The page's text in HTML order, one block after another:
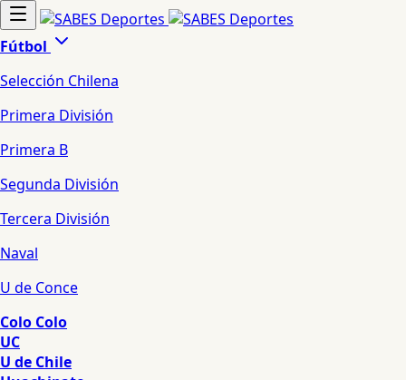
Fútbol
Selección Chilena
Primera División
Primera B
Segunda División
Tercera División
Naval
U de Conce
Colo Colo
UC
U de Chile